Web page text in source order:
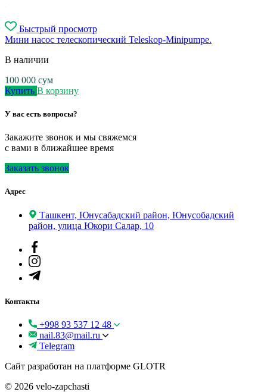
Быстрый просмотр
Мини насос телескопический Teleskop-Minipumpe.
В наличии
100 000 сум
Купить В корзину
У вас есть вопросы?
Закажите звонок и мы свяжемся
с вами в ближайшее время
Заказать звонок
Адрес
Ташкент, Юнусабадский район, Юнусобадский
район, улица Юкори Салар, 10
Контакты
+998 93 537 12 48
nail.83@mail.ru
Telegram
Сайт разработан на платформе GLOTR
© 2026 velo-zapchasti